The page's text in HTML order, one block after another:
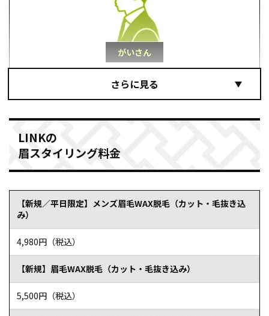
がいさん
痛みもなく綺麗な眉に仕上げてもらいました！
髪型や雰囲気などから眉毛の形を提案していただき、とても
ました。 的確なアドバイスで、次回来店するまでの
自宅での処理の方法なども伝授
みもほとんど感じず、あっという間に綺麗な眉に仕上げて
いただけました。 また行きたいと思えるサロンでした。次
回もよろしくお願いします！
参照元：ホットペッパービューティ（https://beauty.hotpepper.jp/kr/slnH000566837/
LINKの
眉スタイリング料金
【新規／平日限定】メンズ眉毛WAX脱毛（カット・毛抜き込
み）
4,980円（税込）
【新規】眉毛WAX脱毛（カット・毛抜き込み）
5,500円（税込）